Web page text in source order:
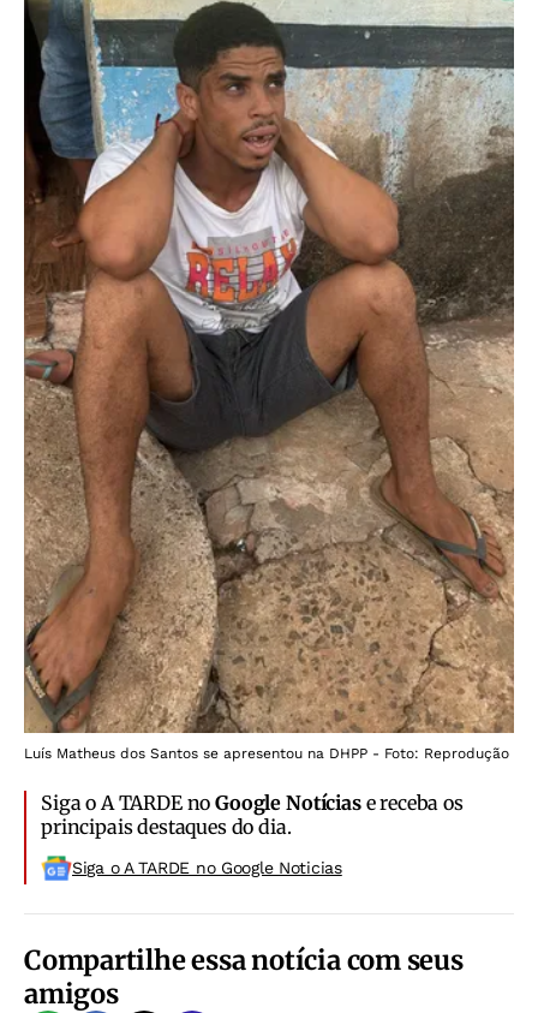
Luís Matheus dos Santos se apresentou na DHPP - Foto: Reprodução
Siga o A TARDE noGoogle Notíciase receba os
principais destaques do dia.
Siga o A TARDE no Google Noticias
Compartilhe essa notícia com seus
amigos